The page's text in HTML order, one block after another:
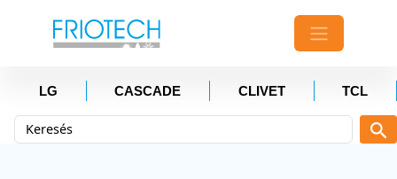
LG CASCADE CLIVET TCL